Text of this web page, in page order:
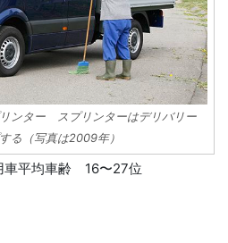
ンター スプリンターはデリバリー
る（写真は2009年）
車平均車齢 16〜27位